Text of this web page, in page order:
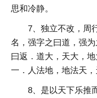
思和冷静。
7、独立不改，周行
名，强字之曰道，强
曰返．道大，天大，
一．人法地，地法天
8、是以天下乐推而